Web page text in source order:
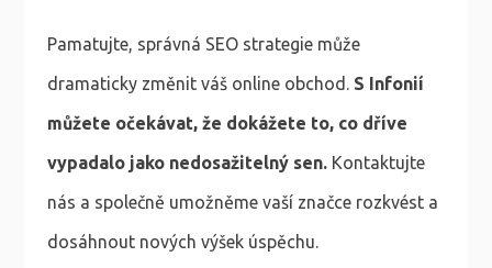
Pamatujte, správná SEO strategie může
dramaticky změnit váš online obchod. S Infonií
můžete očekávat, že dokážete to, co dříve
vypadalo jako nedosažitelný sen.Kontaktujte
nás a společně umožněme vaší značce rozkvést a
dosáhnout nových výšek úspěchu.